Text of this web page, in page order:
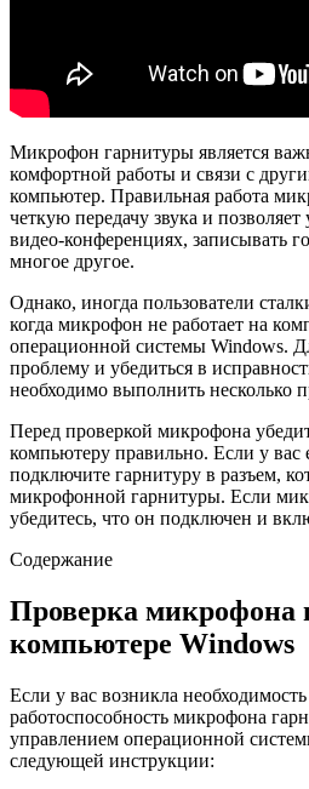
Микрофон гарнитуры является
комфортной работы и связи с
компьютер. Правильная работа
четкую передачу звука и позволяет
видео-конференциях, записывать
многое другое.
Однако, иногда пользователи
когда микрофон не работает на
операционной системы Windows.
проблему и убедиться в
необходимо выполнить несколько
Перед проверкой микрофона
компьютеру правильно. Если у вас
подключите гарнитуру в разъем,
микрофонной гарнитуры. Если
убедитесь, что он подключен и
Содержание
Проверка микрофона
компьютере Windows
Если у вас возникла
работоспособность микрофона
управлением операционной
следующей инструкции: